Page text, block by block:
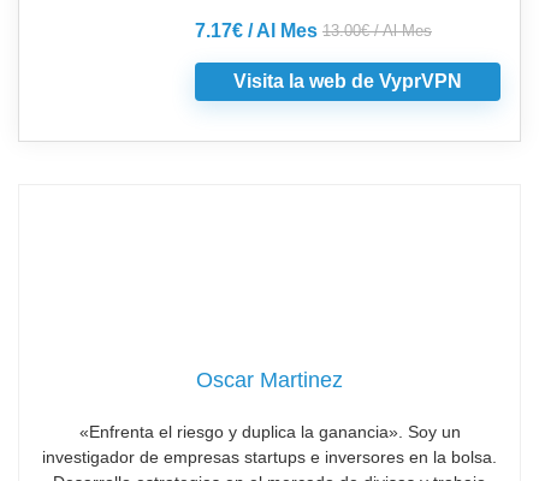
7.17€ / Al Mes 13.00€ / Al Mes
Visita la web de VyprVPN
Oscar Martinez
«Enfrenta el riesgo y duplica la ganancia». Soy un
investigador de empresas startups e inversores en la bolsa.